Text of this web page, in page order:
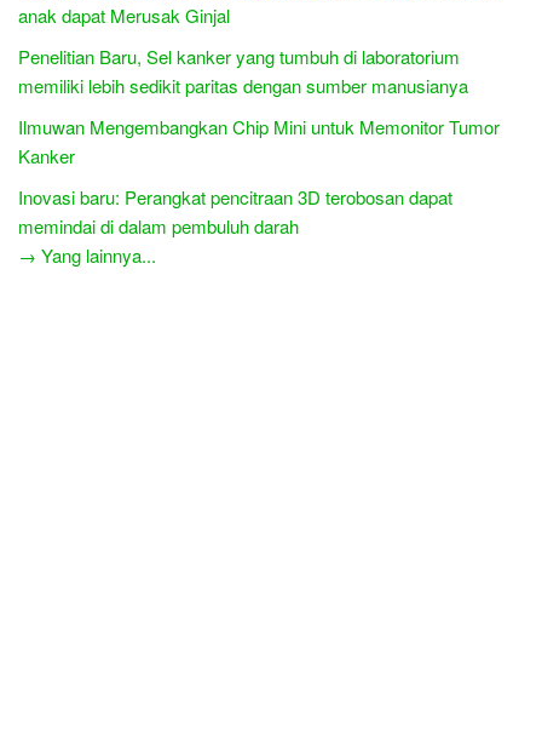
anak dapat Merusak Ginjal
Penelitian Baru, Sel kanker yang tumbuh di laboratorium
memiliki lebih sedikit paritas dengan sumber manusianya
Ilmuwan Mengembangkan Chip Mini untuk Memonitor Tumor
Kanker
Inovasi baru: Perangkat pencitraan 3D terobosan dapat
memindai di dalam pembuluh darah
→ Yang lainnya...